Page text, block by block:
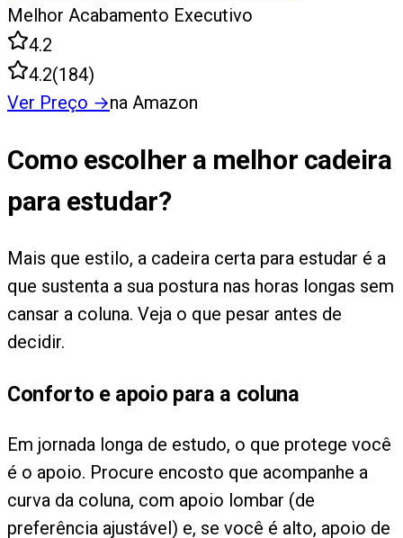
Melhor Acabamento Executivo
4.2
4.2(184)
Ver Preço →na Amazon
Como escolher a melhor cadeira
para estudar?
Mais que estilo, a cadeira certa para estudar é a
que sustenta a sua postura nas horas longas sem
cansar a coluna. Veja o que pesar antes de
decidir.
Conforto e apoio para a coluna
Em jornada longa de estudo, o que protege você
é o apoio. Procure encosto que acompanhe a
curva da coluna, com apoio lombar (de
preferência ajustável) e, se você é alto, apoio de